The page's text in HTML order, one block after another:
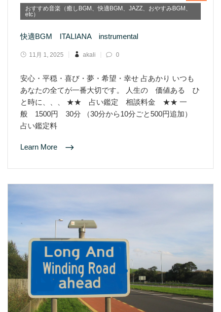
おすすめ音楽（癒しBGM、快適BGM、JAZZ、おやすみBGM、
etc）
快適BGM ITALIANA instrumental
11月 1, 2025 akali 0
安心・平穏・喜び・夢・希望・幸せ 占あかり いつも
あなたの全てが一番大切です。 人生の 価値ある ひ
と時に、、、 ★★ 占い鑑定 相談料金 ★★ 一
般 1500円 30分 （30分から10分ごと500円追加）
占い鑑定料
Learn More